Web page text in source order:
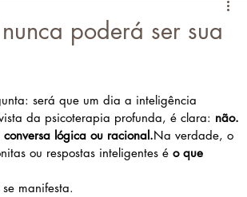
poderá ser sua
será que um dia a inteligência
da psicoterapia profunda, é clara: não.
lógica ou racional.Na verdade, o
ou respostas inteligentes é o que
manifesta.